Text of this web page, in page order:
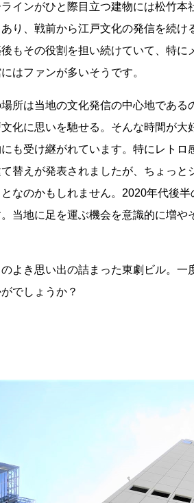
ター ウォーターパーク 閉鎖
Final Access Books
上郷温水
都道府県から探す
ラインがひと際目立つ建物には松竹
あり、戦前から江戸文化の発信を続
もその役割を担い続けていて、特
はファンが多いそうです。
場所は当地の文化発信の中心地であ
化に思いを馳せる。そんな時間が
も受け継がれています。特にレト
替えが発表されましたが、ちょっ
なのかもしれません。2020年代後
。当地に足を運ぶ機会を意識的に増
よき思い出の詰まった東劇ビル。
でしょうか？